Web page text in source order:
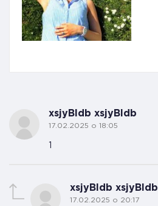
xsjyBldb xsjyBldb
17.02.2025 о 18:05
xsjyBldb xsjyBldb
17.02.2025 о 20:17